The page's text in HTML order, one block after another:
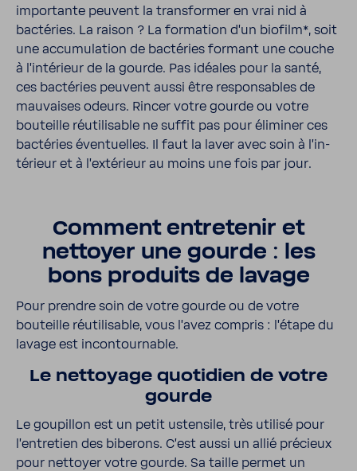
impor­tante peuvent la trans­former en vrai nid à
bacté­ries. La raison ? La forma­tion d’un biofilm*, soit
une accu­mu­la­tion de bacté­ries formant une couche
à l’in­té­rieur de la gourde. Pas idéales pour la santé,
ces bacté­ries peuvent aussi être respon­sables de
mauvaises odeurs. Rincer votre gourde ou votre
bouteille réuti­li­sable ne suffit pas pour éliminer ces
bacté­ries éven­tuelles. Il faut la laver avec soin à l’in­
té­rieur et à l’ex­té­rieur au moins une fois par jour.
Comment entre­tenir et
nettoyer une gourde : les
bons produits de lavage
Pour prendre soin de votre gourde ou de votre
bouteille réuti­li­sable, vous l’avez compris : l’étape du
lavage est incon­tour­nable.
Le nettoyage quoti­dien de votre
gourde
Le goupillon est un petit usten­sile, très utilisé pour
l’en­tre­tien des bibe­rons. C’est aussi un allié précieux
pour nettoyer votre gourde. Sa taille permet un